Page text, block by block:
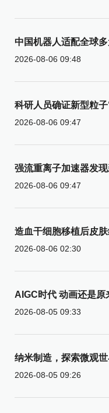
中国机器人适配全球
2026-08-06 09:48
科研人员确证新型粒
2026-08-06 09:47
强流重离子加速器发
2026-08-06 09:47
造血干细胞移植后皮
2026-08-06 02:30
AIGC时代 动画还是原
2026-08-05 09:33
纳米制造，探索微观
2026-08-05 09:26